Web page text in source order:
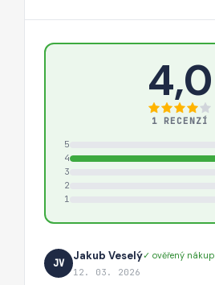
4,0
1 RECENZÍ
5
4
3
2
1
JV
Jakub Veselý✓ ověřený nákup
12. 03. 2026